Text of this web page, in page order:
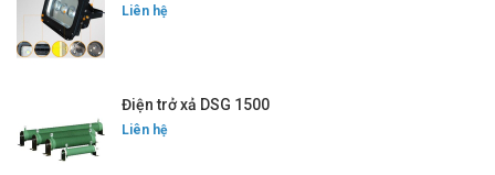
Liên hệ
Điện trở xả DSG 1500
Liên hệ